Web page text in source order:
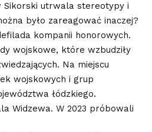
Sikorski utrwala stereotypy i
było zareagować inaczej?
kompanii honorowych.
wojskowe, które wzbudziły
Na miejscu
wojskowych i grup
łódzkiego.
Widzewa. W 2023 próbowali